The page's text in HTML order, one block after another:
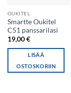
OUKITEL
Smartte Oukitel
C51 panssarilasi
19,00€
LISÄÄ
OSTOSKORIIN